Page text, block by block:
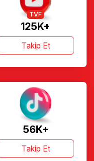
125K+
TVF
Takip Et
56K+
Takip Et